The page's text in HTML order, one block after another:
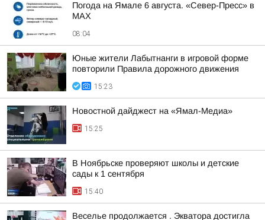
Погода на Ямале 6 августа. «Север-Пресс» в
MAX
08:04
Юные жители Лабытнанги в игровой форме
повторили Правила дорожного движения
15:23
Новостной дайджест на «Ямал-Медиа»
15:25
В Ноябрьске проверяют школы и детские
сады к 1 сентября
15:40
Веселье продолжается . Экватора достигла